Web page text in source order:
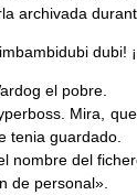
archivada
dubi!
el pobre.
Mira,
tenia guardado.
nombre del
de personal».